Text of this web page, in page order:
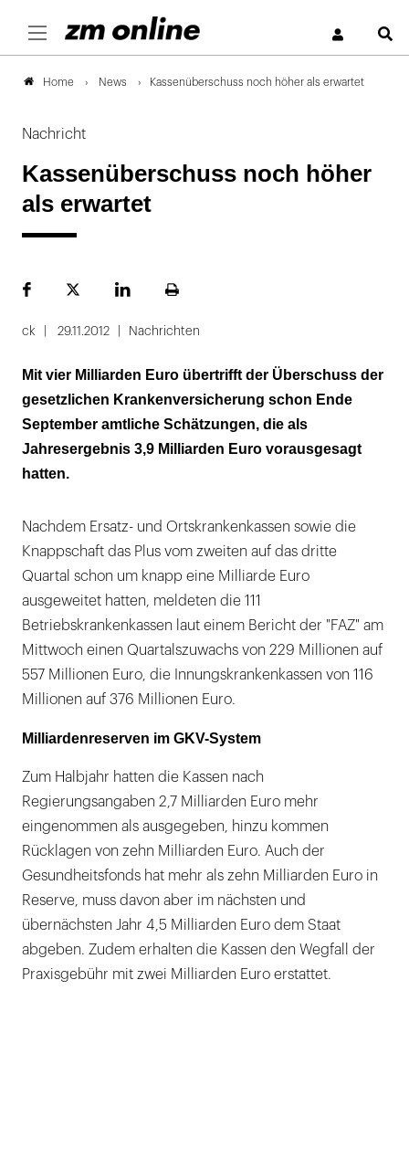
Home News Kassenüberschuss noch höher als erwartet
Nachricht
Kassenüberschuss noch höher
als erwartet
FacebookPlattformLinekdInSeite
ck 29.11.2012 Nachrichten
Mit vier Milliarden Euro übertrifft der Überschuss der
gesetzlichen Krankenversicherung schon Ende
September amtliche Schätzungen, die als
Jahresergebnis 3,9 Milliarden Euro vorausgesagt
hatten.
Nachdem Ersatz- und Ortskrankenkassen sowie die
Knappschaft das Plus vom zweiten auf das dritte
Quartal schon um knapp eine Milliarde Euro
ausgeweitet hatten, meldeten die 111
Betriebskrankenkassen laut einem Bericht der "FAZ" am
Mittwoch einen Quartalszuwachs von 229 Millionen auf
557 Millionen Euro, die Innungskrankenkassen von 116
Millionen auf 376 Millionen Euro.
Milliardenreserven im GKV-System
Zum Halbjahr hatten die Kassen nach
Regierungsangaben 2,7 Milliarden Euro mehr
eingenommen als ausgegeben, hinzu kommen
Rücklagen von zehn Milliarden Euro. Auch der
Gesundheitsfonds hat mehr als zehn Milliarden Euro in
Reserve, muss davon aber im nächsten und
übernächsten Jahr 4,5 Milliarden Euro dem Staat
abgeben. Zudem erhalten die Kassen den Wegfall der
Praxisgebühr mit zwei Milliarden Euro erstattet.